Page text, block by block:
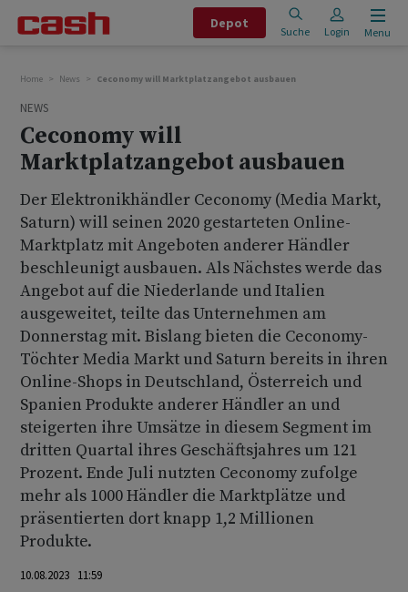
Depot
Suche Login Menu
Home News Ceconomy will Marktplatzangebot ausbauen
NEWS
Ceconomy will
Marktplatzangebot ausbauen
Der Elektronikhändler Ceconomy (Media Markt,
Saturn) will seinen 2020 gestarteten Online-
Marktplatz mit Angeboten anderer Händler
beschleunigt ausbauen. Als Nächstes werde das
Angebot auf die Niederlande und Italien
ausgeweitet, teilte das Unternehmen am
Donnerstag mit. Bislang bieten die Ceconomy-
Töchter Media Markt und Saturn bereits in ihren
Online-Shops in Deutschland, Österreich und
Spanien Produkte anderer Händler an und
steigerten ihre Umsätze in diesem Segment im
dritten Quartal ihres Geschäftsjahres um 121
Prozent. Ende Juli nutzten Ceconomy zufolge
mehr als 1000 Händler die Marktplätze und
präsentierten dort knapp 1,2 Millionen
Produkte.
10.08.2023 11:59